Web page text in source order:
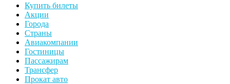
Купить билеты
Акции
Города
Страны
Авиакомпании
Гостиницы
Пассажирам
Трансфер
Прокат авто